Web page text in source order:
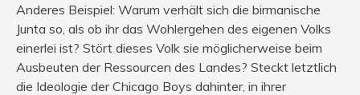
Anderes Beispiel: Warum verhält sich die birmanische
Junta so, als ob ihr das Wohlergehen des eigenen Volks
einerlei ist? Stört dieses Volk sie möglicherweise beim
Ausbeuten der Ressourcen des Landes? Steckt letztlich
die Ideologie der Chicago Boys dahinter, in ihrer